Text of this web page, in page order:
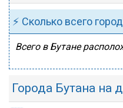
⚡ Сколько всего
Всего в Бутане
Города Бутана на